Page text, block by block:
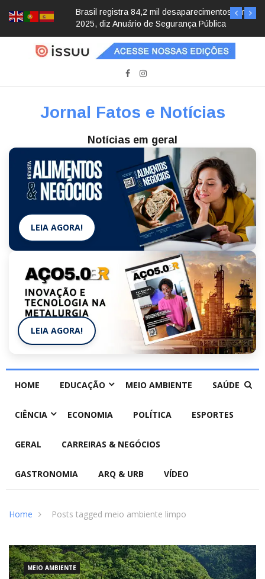
Brasil registra 84,2 mil desaparecimentos em
2025, diz Anuário de Segurança Pública
Jornal Fatos e Notícias
Notícias em geral
LEIA AGORA!
LEIA AGORA!
HOME EDUCAÇÃO MEIO AMBIENTE SAÚDE
CIÊNCIA ECONOMIA POLÍTICA ESPORTES
GERAL CARREIRAS & NEGÓCIOS
GASTRONOMIA ARQ & URB VÍDEO
Home Posts tagged meio ambiente limpo
MEIO AMBIENTE